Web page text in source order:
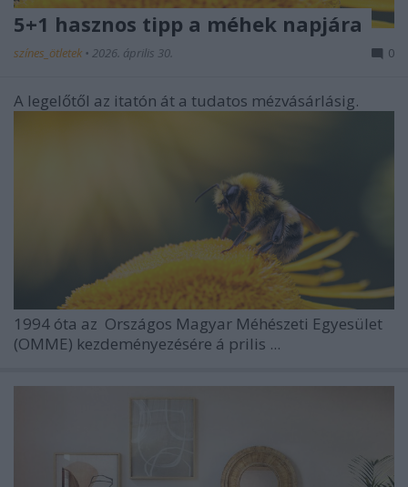
5+1 hasznos tipp a méhek napjára
színes_ötletek • 2026. április 30. 0
A legelőtől az itatón át a tudatos mézvásárlásig.
1994 óta az Országos Magyar Méhészeti Egyesület
(OMME) kezdeményezésére á prilis ...